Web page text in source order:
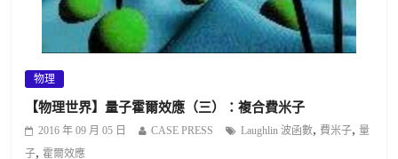
物理
【物理世界】量子霍爾效應（三）：複合費米子
2016 年 09 月 05 日 CASE PRESS Laughlin 波函數, 費米子,量
子, 霍爾效應